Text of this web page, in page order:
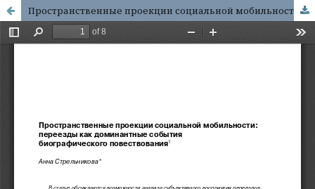
Пространственные проекции социальной мобильности : переезды как доминантные события биографического повествования